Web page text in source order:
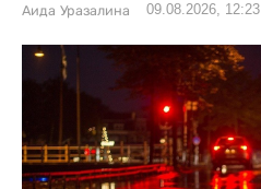
Аида Уразалина 09.08.2026, 12:23